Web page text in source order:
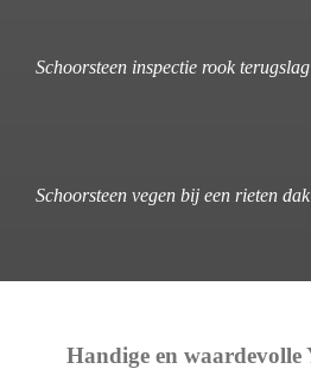
Schoorsteen inspectie rook terugslag
Schoorsteen vegen bij een rieten dak
Handige en waardevolle